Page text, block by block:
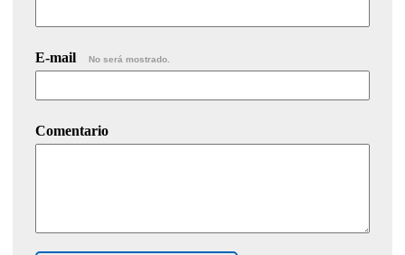
E-mail No será mostrado.
Comentario